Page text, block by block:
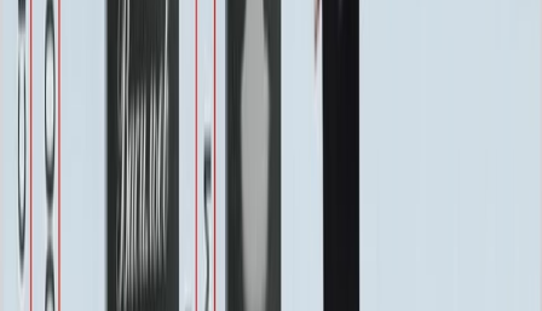
Швеллер под памятник
2 000 ₽
Благоустройство
Благоустройство
Столик ММ5420
20 160 ₽
- +
Цветник ММ5150
24 250 ₽
- +